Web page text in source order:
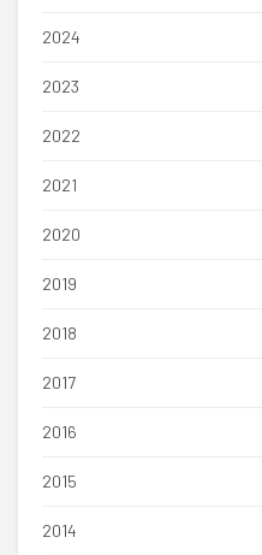
2024
2023
2022
2021
2020
2019
2018
2017
2016
2015
2014